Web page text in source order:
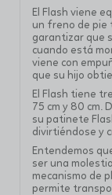
El Flash viene
un freno de pie
garantizar que
cuando está
viene con
que su hijo
El Flash tiene
75 cm y 80 cm.
su patinete
divirtiéndose y
Entendemos
ser una
mecanismo de
permite